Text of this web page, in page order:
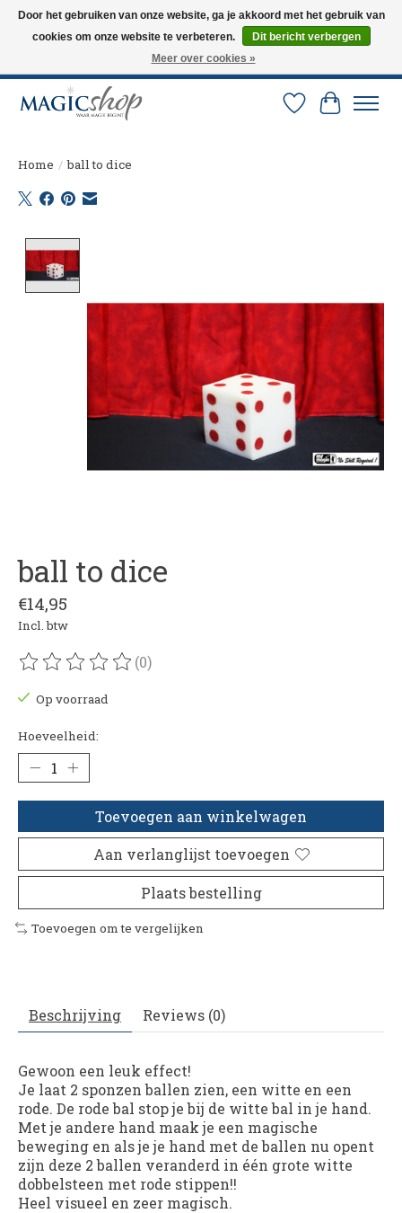
Altijd de nieuwste trucs op voorraad. Snelle verzending via PostNL en DHL.
Langskomen in onze winkel? Bel of mail om een afspraak te maken. 0251-
Verlanglijst
Home / ball to dice
ball to dice
€14,95
Incl. btw
De beoordeling van dit product is
(0)
Op voorraad
Hoeveelheid:
Toevoegen aan winkelwagen
Aan verlanglijst toevoegen
Plaats bestelling
Toevoegen om te vergelijken
Beschrijving Reviews (0)
Gewoon een leuk effect!
Je laat 2 sponzen ballen zien, een witte en een
rode. De rode bal stop je bij de witte bal in je hand.
Met je andere hand maak je een magische
beweging en als je je hand met de ballen nu opent
zijn deze 2 ballen veranderd in één grote witte
dobbelsteen met rode stippen!!
Heel visueel en zeer magisch.
Door het gebruiken van onze website, ga je akkoord met het gebruik van
cookies om onze website te verbeteren.
Dit bericht verbergen
Meer over cookies »